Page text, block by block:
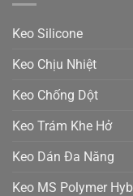
Keo Silicone
Keo Chịu Nhiệt
Keo Chống Dột
Keo Trám Khe Hở
Keo Dán Đa Năng
Keo MS Polymer